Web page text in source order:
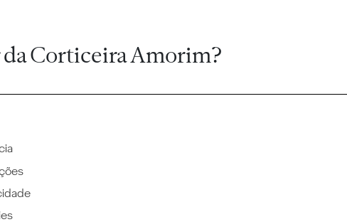
Corticeira Amorim?